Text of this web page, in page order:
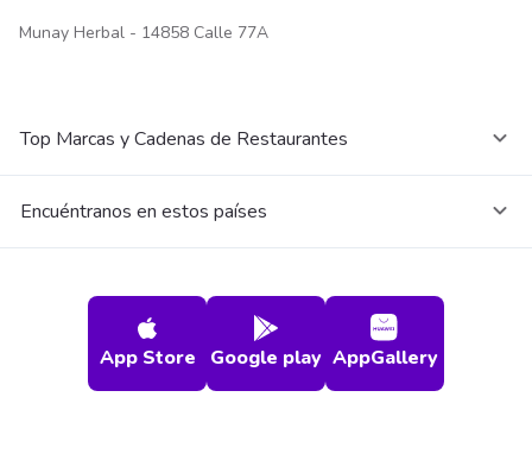
Munay Herbal - 14858 Calle 77A
Top Marcas y Cadenas de Restaurantes
Encuéntranos en estos países
App Store Google play AppGallery